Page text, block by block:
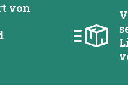
von